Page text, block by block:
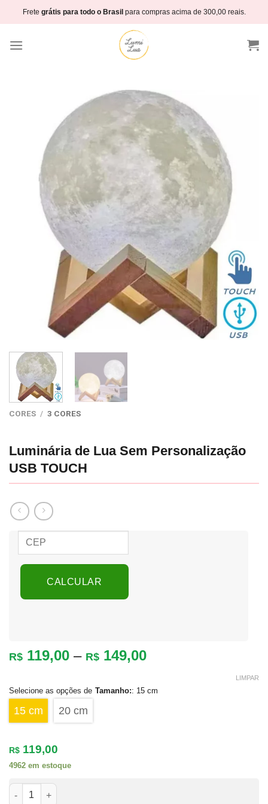
to
Frete grátis para todo o Brasilpara compras acima de 300,00 reais.
CORES / 3 CORES
Luminária de Lua Sem Personalização
USB TOUCH
CALCULAR
R$ 119,00 – R$ 149,00Faixa
R$ 119,00
Tamanho : 15 cm
15 cm 20 cm
LIMPAR
R$ 119,00
4962 em estoque
Luminária de Lua Sem Personalização USB TOUCH quantidade